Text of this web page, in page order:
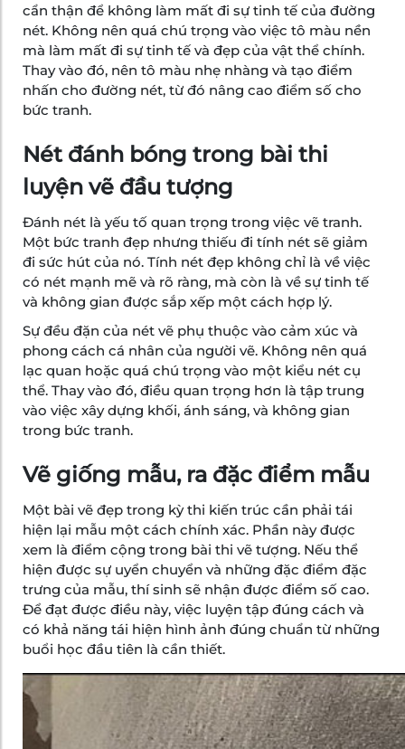
cẩn thận để không làm mất đi sự tinh tế của đường
nét. Không nên quá chú trọng vào việc tô màu nền
mà làm mất đi sự tinh tế và đẹp của vật thể chính.
Thay vào đó, nên tô màu nhẹ nhàng và tạo điểm
nhấn cho đường nét, từ đó nâng cao điểm số cho
bức tranh.
Nét đánh bóng trong bài thi
luyện vẽ đầu tượng
Đánh nét là yếu tố quan trọng trong việc vẽ tranh.
Một bức tranh đẹp nhưng thiếu đi tính nét sẽ giảm
đi sức hút của nó. Tính nét đẹp không chỉ là về việc
có nét mạnh mẽ và rõ ràng, mà còn là về sự tinh tế
và không gian được sắp xếp một cách hợp lý.
Sự đều đặn của nét vẽ phụ thuộc vào cảm xúc và
phong cách cá nhân của người vẽ. Không nên quá
lạc quan hoặc quá chú trọng vào một kiểu nét cụ
thể. Thay vào đó, điều quan trọng hơn là tập trung
vào việc xây dựng khối, ánh sáng, và không gian
trong bức tranh.
Vẽ giống mẫu, ra đặc điểm mẫu
Một bài vẽ đẹp trong kỳ thi kiến trúc cần phải tái
hiện lại mẫu một cách chính xác. Phần này được
xem là điểm cộng trong bài thi vẽ tượng. Nếu thể
hiện được sự uyển chuyển và những đặc điểm đặc
trưng của mẫu, thí sinh sẽ nhận được điểm số cao.
Để đạt được điều này, việc luyện tập đúng cách và
có khả năng tái hiện hình ảnh đúng chuẩn từ những
buổi học đầu tiên là cần thiết.